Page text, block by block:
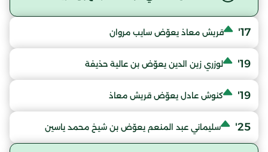
17' قريش معاذ يعوّض سايب مروان
19' لوزري زين الدين يعوّض بن عالية حذيفة
19' كنوش عادل يعوّض قريش معاذ
25' سليماني عبد المنعم يعوّض بن شيخ محمد ياسين